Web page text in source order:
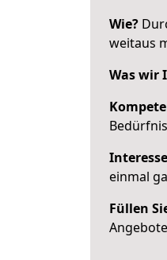
Wie?
weitaus
Was wir
einmal
Füllen